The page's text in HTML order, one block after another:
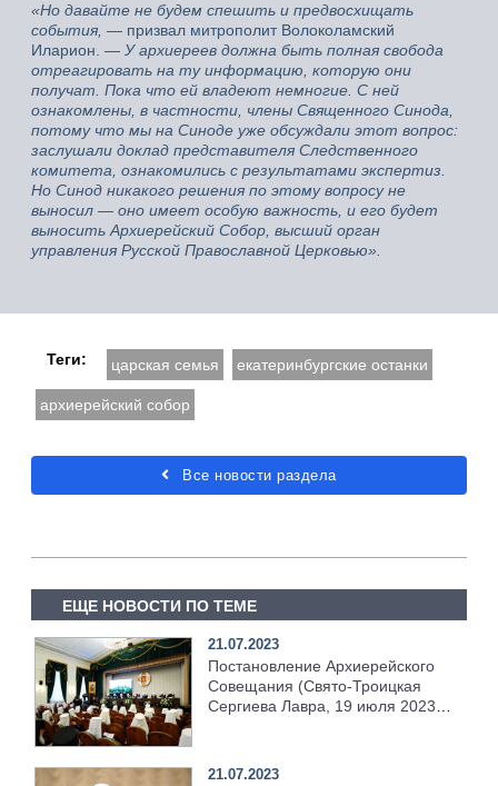
«Но давайте не будем спешить и предвосхищать
события, — призвал митрополит Волоколамский
Иларион. — У архиереев должна быть полная свобода
отреагировать на ту информацию, которую они
получат. Пока что ей владеют немногие. С ней
ознакомлены, в частности, члены Священного Синода,
потому что мы на Синоде уже обсуждали этот вопрос:
заслушали доклад представителя Следственного
комитета, ознакомились с результатами экспертиз.
Но Синод никакого решения по этому вопросу не
выносил — оно имеет особую важность, и его будет
выносить Архиерейский Собор, высший орган
управления Русской Православной Церковью».
Теги: царская семья екатеринбургские останки
архиерейский собор
Все новости раздела
ЕЩЕ НОВОСТИ ПО ТЕМЕ
21.07.2023
Постановление Архиерейского
Совещания (Свято-Троицкая
Сергиева Лавра, 19 июля 2023
21.07.2023